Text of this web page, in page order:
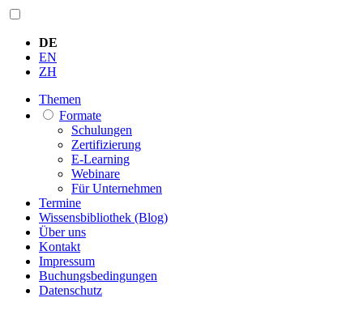
DE
EN
ZH
Themen
Formate
Schulungen
Zertifizierung
E-Learning
Webinare
Für Unternehmen
Termine
Wissensbibliothek (Blog)
Über uns
Kontakt
Impressum
Buchungsbedingungen
Datenschutz